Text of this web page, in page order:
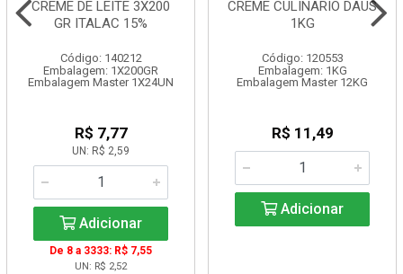
CREME DE LEITE 3X200
GR ITALAC 15%
Código: 140212
Embalagem: 1X200GR
Embalagem Master 1X24UN
R$ 7,77
UN: R$ 2,59
Adicionar
De 8 a 3333: R$ 7,55
UN: R$ 2,52
CREME CULINARIO DAUS
1KG
Código: 120553
Embalagem: 1KG
Embalagem Master 12KG
R$ 11,49
Adicionar